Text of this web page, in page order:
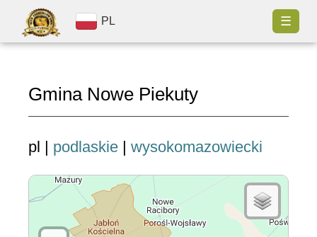
PL ☰
Gmina Nowe Piekuty
pl | podlaskie | wysokomazowiecki